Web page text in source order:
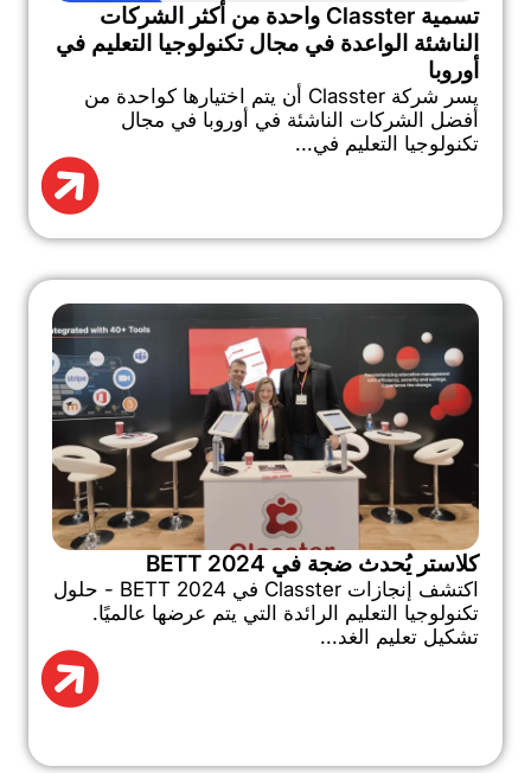
تسمية Classter واحدة من أكثر الشركات
الناشئة الواعدة في مجال تكنولوجيا التعليم في
أوروبا
يسر شركة Classter أن يتم اختيارها كواحدة من
أفضل الشركات الناشئة في أوروبا في مجال
تكنولوجيا التعليم في...
كلاستر يُحدث ضجة في BETT 2024
اكتشف إنجازات Classter في BETT 2024 - حلول
تكنولوجيا التعليم الرائدة التي يتم عرضها عالميًا.
تشكيل تعليم الغد...